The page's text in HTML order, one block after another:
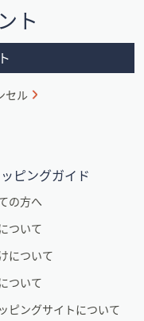
ト
セル
ピングガイド
の方へ
ついて
について
ついて
ピングサイトについて